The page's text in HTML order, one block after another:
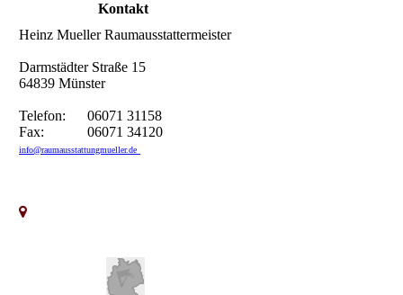
Kontakt
Heinz Mueller Raumausstattermeister
Darmstädter Straße 15
64839 Münster
Telefon: 06071 31158
Fax: 06071 34120
info@raumausstattungmueller.de